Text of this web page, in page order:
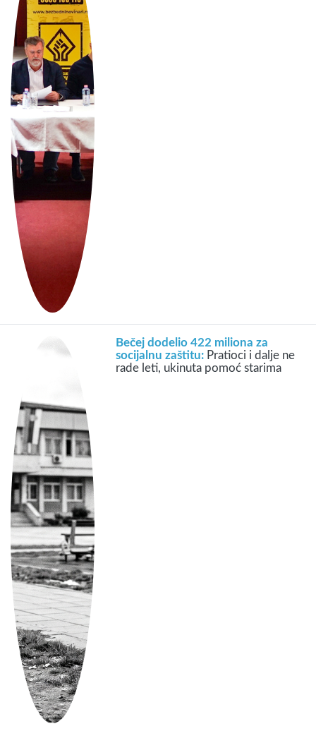
Bečej dodelio 422 miliona za
socijalnu zaštitu: Pratioci i dalje ne
rade leti, ukinuta pomoć starima